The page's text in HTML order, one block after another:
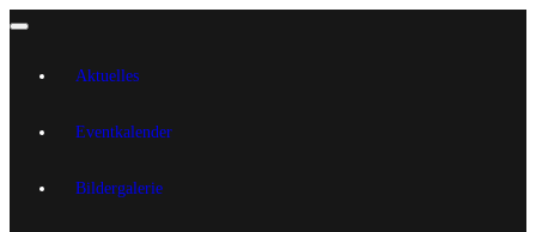
Aktuelles
Eventkalender
Bildergalerie